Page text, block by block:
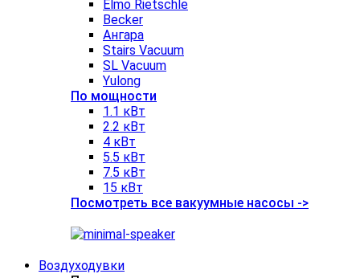
Elmo Rietschle
Becker
Ангара
Stairs Vacuum
SL Vacuum
Yulong
По мощности
1.1 кВт
2.2 кВт
4 кВт
5.5 кВт
7.5 кВт
15 кВт
Посмотреть все вакуумные насосы ->
Воздуходувки